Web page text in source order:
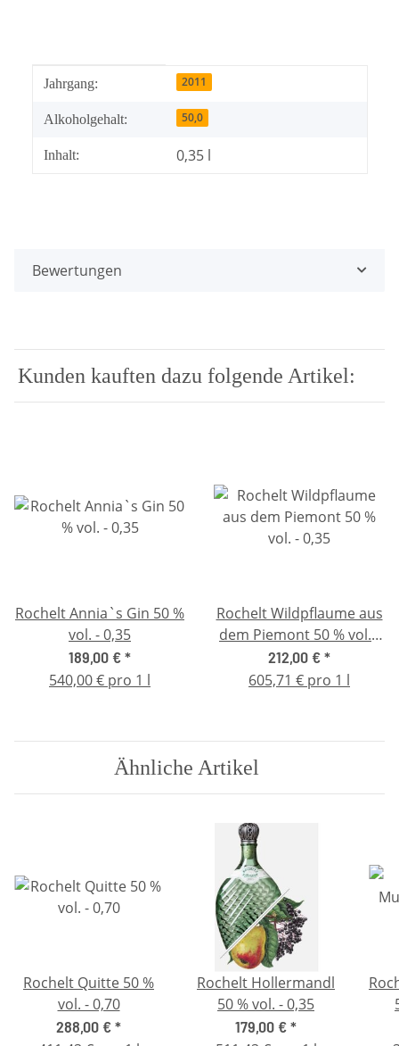
Produkteigenschaft
Wert
Jahrgang: 2011
Alkoholgehalt: 50,0
Inhalt: 0,35 l
Bewertungen
Kunden kauften dazu folgende Artikel:
Rochelt Annia`s Gin 50 %
vol. - 0,35
189,00 €*
540,00 € pro 1 l
Rochelt Wildpflaume aus
dem Piemont 50 % vol. -
0,35
212,00 €*
605,71 € pro 1 l
Ähnliche Artikel
Rochelt Quitte 50 %
vol. - 0,70
288,00 €*
Rochelt Hollermandl
50 % vol. - 0,35
179,00 €*